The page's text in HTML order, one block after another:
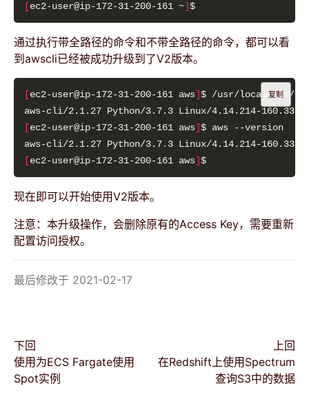
[ec2-user@ip-172-31-200-161 ~]
通过执行带全路径的命令和不带全路径的命令，都可以看
到awscli已经被成功升级到了V2版本。
[ec2-user@ip-172-31-200-161 aws]
[ec2-user@ip-172-31-200-161 aws]
[ec2-user@ip-172-31-200-161 aws]
复制
现在即可以开始使用V2版本。
注意：本升级操作，会删除原有的Access Key，需要重新
配置访问授权。
最后修改于 2021-02-17
下回
使用为ECS Fargate使用
Spot实例
上回
在Redshift上使用Spectrum
查询S3中的数据